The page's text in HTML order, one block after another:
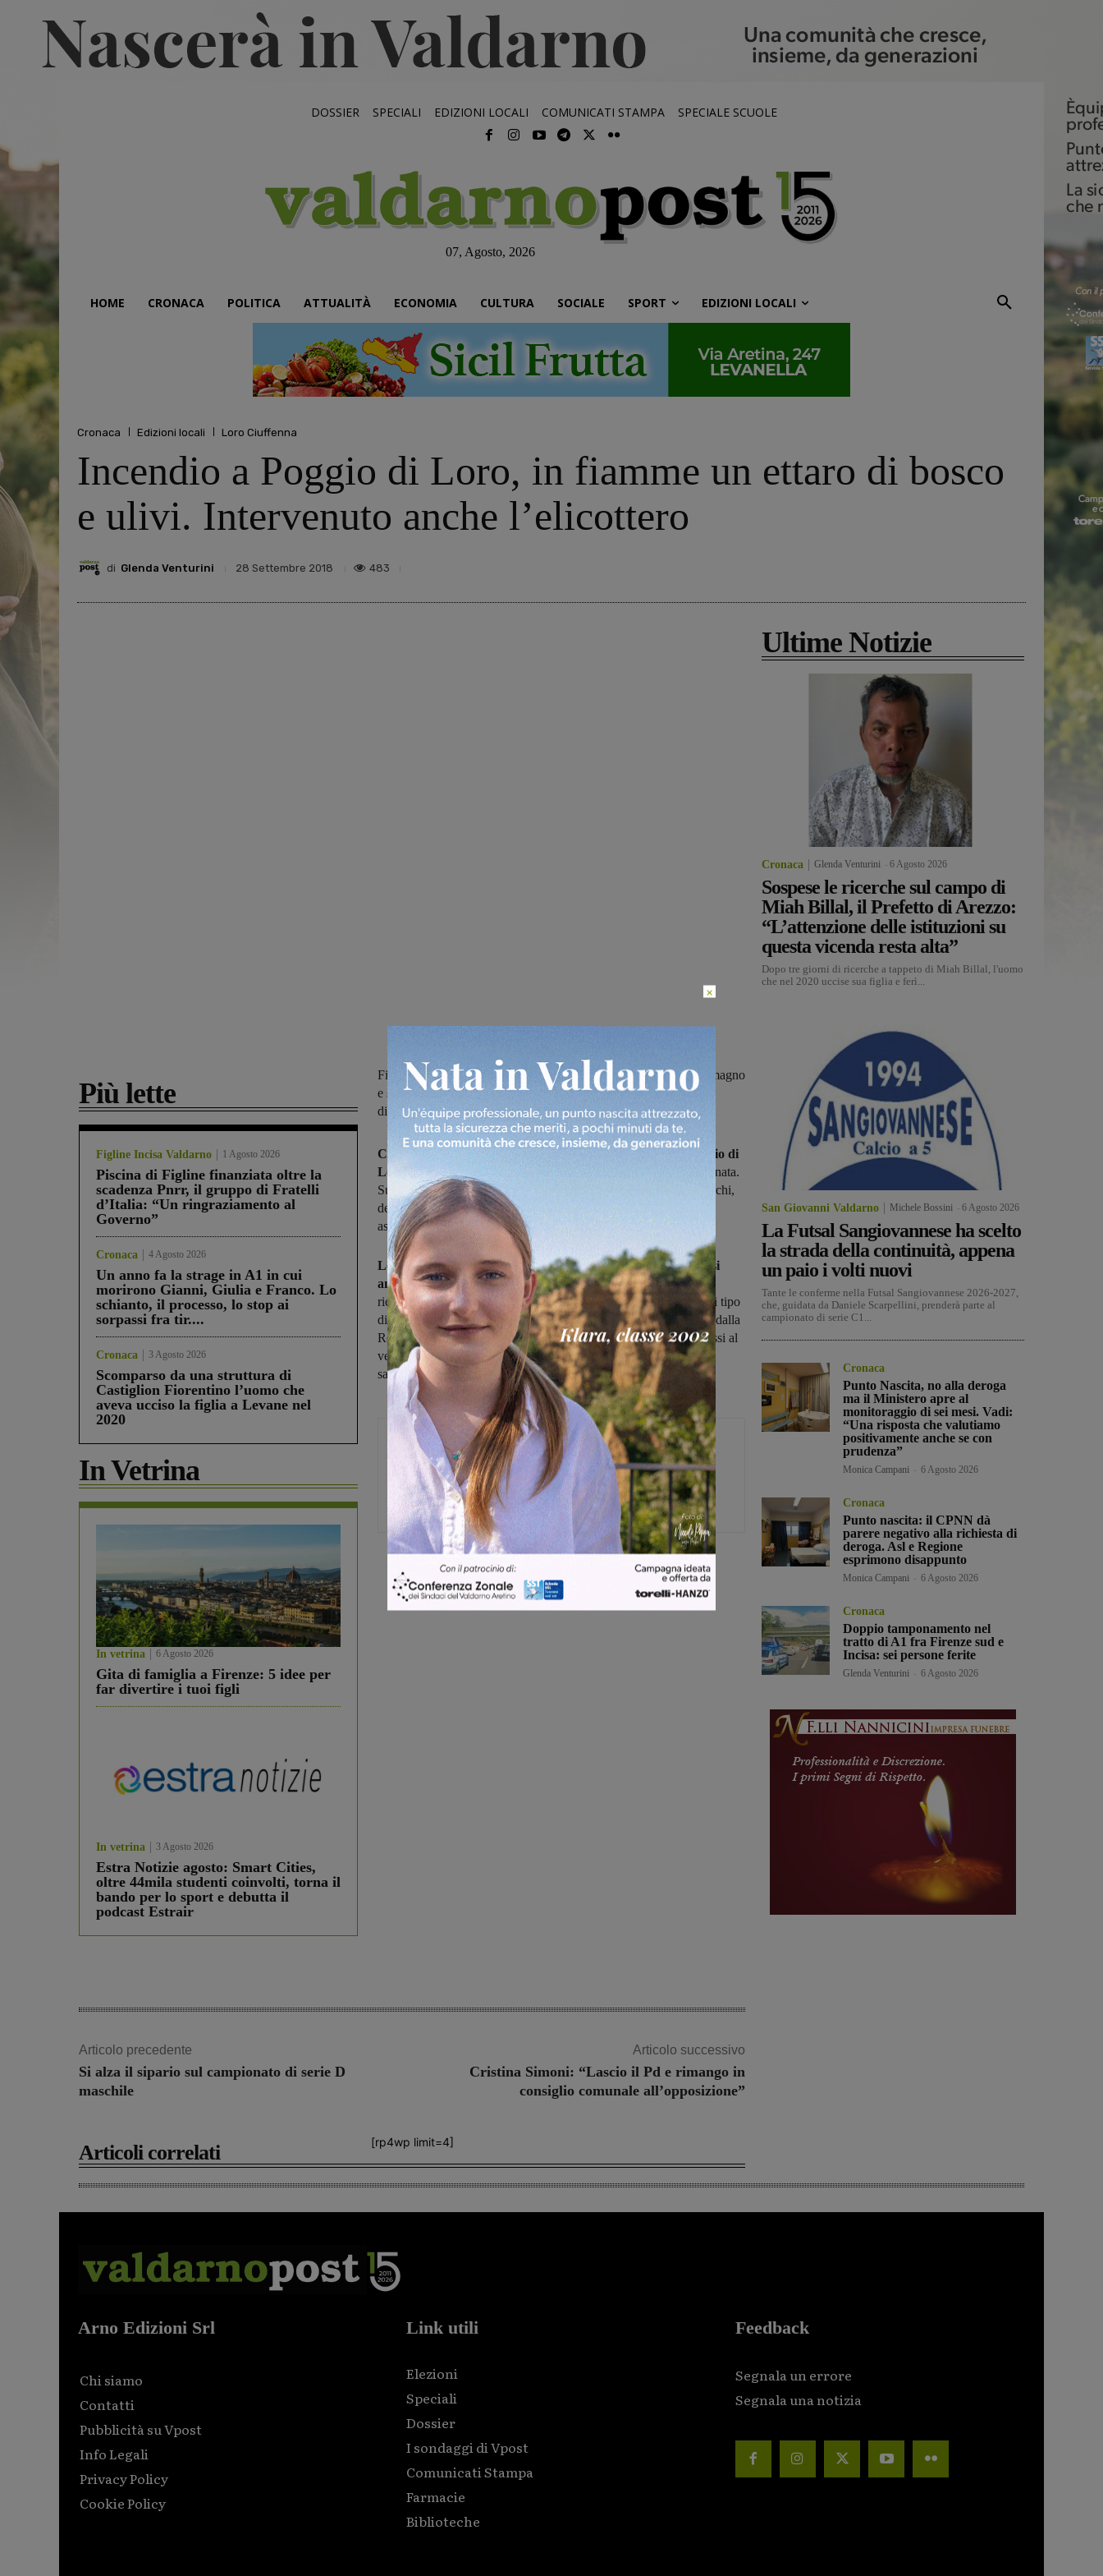
DOSSIER SPECIALI EDIZIONI LOCALI COMUNICATI STAMPA SPECIALE SCUOLE
07, Agosto, 2026
HOME CRONACA POLITICA ATTUALITÀ ECONOMIA CULTURA SOCIALE SPORT EDIZIONI LOCALI
Cronaca Edizioni locali Loro Ciuffenna
Incendio a Poggio di Loro, in fiamme un ettaro di bosco
e ulivi. Intervenuto anche l’elicottero
di Glenda Venturini 28 Settembre 2018 483
Più lette
Figline Incisa Valdarno 1 Agosto 2026
Piscina di Figline finanziata oltre la
scadenza Pnrr, il gruppo di Fratelli
d’Italia: “Un ringraziamento al
Governo”
Cronaca 4 Agosto 2026
Un anno fa la strage in A1 in cui
morirono Gianni, Giulia e Franco. Lo
schianto, il processo, lo stop ai
sorpassi fra tir....
Cronaca 3 Agosto 2026
Scomparso da una struttura di
Castiglion Fiorentino l’uomo che
aveva ucciso la figlia a Levane nel
2020
In Vetrina
In vetrina 6 Agosto 2026
Gita di famiglia a Firenze: 5 idee per
far divertire i tuoi figli
In vetrina 3 Agosto 2026
Estra Notizie agosto: Smart Cities,
oltre 44mila studenti coinvolti, torna il
bando per lo sport e debutta il
podcast Estrair
Fiamme spente da Vigili del fuoco, Unione dei comuni del Pratomagno
e squadre dei volontari antincendio. Ricordiamo che è in vigore il
divieto di accendere fuochi anche nei campi, fino al 10 ottobre
Circa un ettaro di bosco e di oliveto è andato in fumo, a Poggio di
Loro, a causa di un incendio che si è sprigionato nella tarda mattinata.
Sul posto hanno operato squadre dei Vigili del fuoco di Montevarchi,
dell'Unione del Praomagno e dei volontari antincendio delle
associazioni, oltre all'elicottero regionale.
Le fiamme sono state arginate prima che potessero espandersi
ancora.Le cause dell'incendio devono essere accertate. Occorre
ricordare, comunque, che in questi giorni è vietato accendere ogni tipo
di fuoco, anche l'abbruciamento nei campi: un divieto ripristinato dalla
Regione Toscana e in vigore fino al 10 ottobre, per i rischi connessi al
vento. Chi viene sorpreso ad accendere un fuoco rischia sanzioni
salate.
Glenda Venturini
Capo redattore
Share
Articolo precedente
Si alza il sipario sul campionato di serie D
maschile
Articolo successivo
Cristina Simoni: “Lascio il Pd e rimango in
consiglio comunale all’opposizione”
[rp4wp limit=4]
Articoli correlati
Ultime Notizie
Cronaca Glenda Venturini 6 Agosto 2026
Sospese le ricerche sul campo di
Miah Billal, il Prefetto di Arezzo:
“L’attenzione delle istituzioni su
questa vicenda resta alta”
Dopo tre giorni di ricerche a tappeto di Miah Billal, l'uomo
che nel 2020 uccise sua figlia e ferì...
San Giovanni Valdarno Michele Bossini 6 Agosto 2026
La Futsal Sangiovannese ha scelto
la strada della continuità, appena
un paio i volti nuovi
Tante le conferme nella Futsal Sangiovannese 2026-2027,
che, guidata da Daniele Scarpellini, prenderà parte al
campionato di serie C1...
Cronaca
Punto Nascita, no alla deroga
ma il Ministero apre al
monitoraggio di sei mesi. Vadi:
“Una risposta che valutiamo
positivamente anche se con
prudenza”
Monica Campani 6 Agosto 2026
Cronaca
Punto nascita: il CPNN dà
parere negativo alla richiesta di
deroga. Asl e Regione
esprimono disappunto
Monica Campani 6 Agosto 2026
Cronaca
Doppio tamponamento nel
tratto di A1 fra Firenze sud e
Incisa: sei persone ferite
Glenda Venturini 6 Agosto 2026
Arno Edizioni Srl
Chi siamo
Contatti
Pubblicità su Vpost
Info Legali
Privacy Policy
Cookie Policy
Link utili
Elezioni
Speciali
Dossier
I sondaggi di Vpost
Comunicati Stampa
Farmacie
Biblioteche
Feedback
Segnala un errore
Segnala una notizia
×